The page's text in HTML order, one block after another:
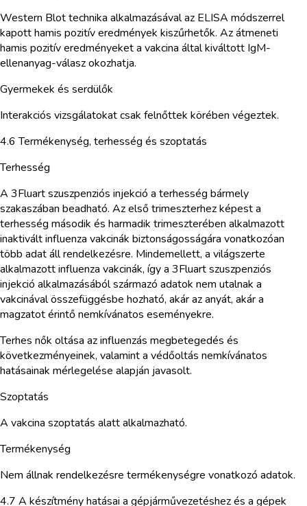
Western Blot technika alkalmazásával az ELISA módszerrel
kapott hamis pozitív eredmények kiszűrhetők. Az átmeneti
hamis pozitív eredményeket a vakcina által kiváltott IgM-
ellenanyag-válasz okozhatja.
Gyermekek és serdülők
Interakciós vizsgálatokat csak felnőttek körében végeztek.
4.6 Termékenység, terhesség és szoptatás
Terhesség
A 3Fluart szuszpenziós injekció a terhesség bármely
szakaszában beadható. Az első trimeszterhez képest a
terhesség második és harmadik trimeszterében alkalmazott
inaktivált influenza vakcinák biztonságosságára vonatkozóan
több adat áll rendelkezésre. Mindemellett, a világszerte
alkalmazott influenza vakcinák, így a 3Fluart szuszpenziós
injekció alkalmazásából származó adatok nem utalnak a
vakcinával összefüggésbe hozható, akár az anyát, akár a
magzatot érintő nemkívánatos eseményekre.
Terhes nők oltása az influenzás megbetegedés és
következményeinek, valamint a védőoltás nemkívánatos
hatásainak mérlegelése alapján javasolt.
Szoptatás
A vakcina szoptatás alatt alkalmazható.
Termékenység
Nem állnak rendelkezésre termékenységre vonatkozó adatok.
4.7 A készítmény hatásai a gépjárművezetéshez és a gépek